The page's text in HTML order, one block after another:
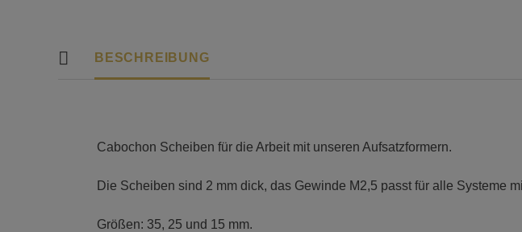
BESCHREIBUNG
Cabochon Scheiben für die Arbeit mit unseren Aufsatzformern.
Die Scheiben sind 2 mm dick, das Gewinde M2,5 passt für alle Systeme
Größen: 35, 25 und 15 mm.